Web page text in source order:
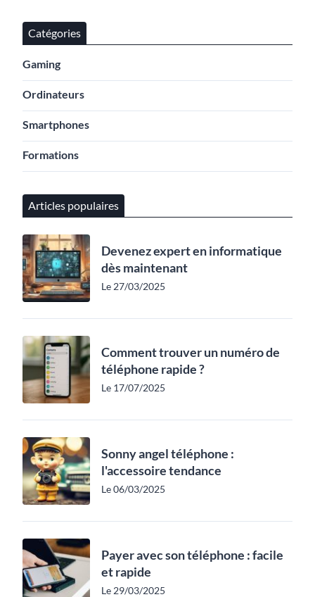
Catégories
Gaming
Ordinateurs
Smartphones
Formations
Articles populaires
Devenez expert en informatique
dès maintenant
Le 27/03/2025
Comment trouver un numéro de
téléphone rapide ?
Le 17/07/2025
Sonny angel téléphone :
l'accessoire tendance
Le 06/03/2025
Payer avec son téléphone : facile
et rapide
Le 29/03/2025